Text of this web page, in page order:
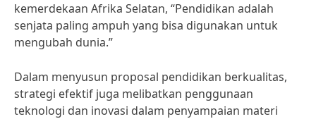
kemerdekaan Afrika Selatan, “Pendidikan adalah
senjata paling ampuh yang bisa digunakan untuk
mengubah dunia.”
Dalam menyusun proposal pendidikan berkualitas,
strategi efektif juga melibatkan penggunaan
teknologi dan inovasi dalam penyampaian materi